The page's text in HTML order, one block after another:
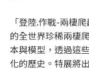
「登陸.作戰-兩棲
的全世界珍稀兩棲
本與模型，透過這
化的歷史。特展將